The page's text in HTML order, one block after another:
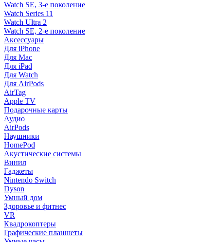
Watch SE, 3-е поколение
Watch Series 11
Watch Ultra 2
Watch SE, 2-е поколение
Аксессуары
Для iPhone
Для Mac
Для iPad
Для Watch
Для AirPods
AirTag
Apple TV
Подарочные карты
Аудио
AirPods
Наушники
HomePod
Акустические системы
Винил
Гаджеты
Nintendo Switch
Dyson
Умный дом
Здоровье и фитнес
VR
Квадрокоптеры
Графические планшеты